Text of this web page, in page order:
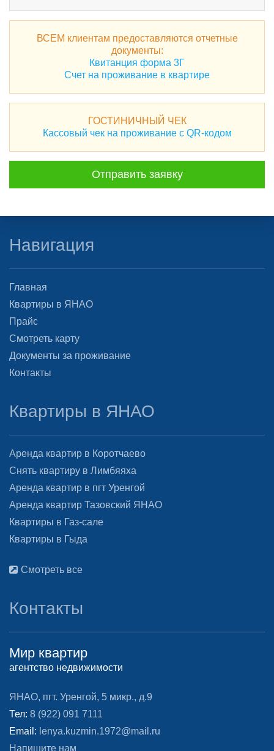
ВСЕМ клиентам предоставляются отчетные
документы:
Квитанция форма 3Г
Счет на проживание в квартире
ГОСТИНИЧНЫЙ ЧЕК
Кассовый чек на проживание с QR-кодом
Отправить заявку
Навигация
Главная
Квартиры в ЯНАО
Прайс
Смотреть карту
Документы за проживание
Контакты
Квартиры в ЯНАО
Аренда квартир в Коротчаево
Снять квартиру в Лимбяяха
Аренда квартир в пгт Уренгой
Аренда квартир Тазовский ЯНАО
Квартиры в Газ-сале
Квартиры в Гыда
Смотреть все
Контакты
Мир квартир
агентство недвижимости
ЯНАО, пгт. Уренгой, 5 микр., д.9
Тел: 8 (922) 091 7111
Email: lenya.kuzmin.1972@mail.ru
Напишите нам